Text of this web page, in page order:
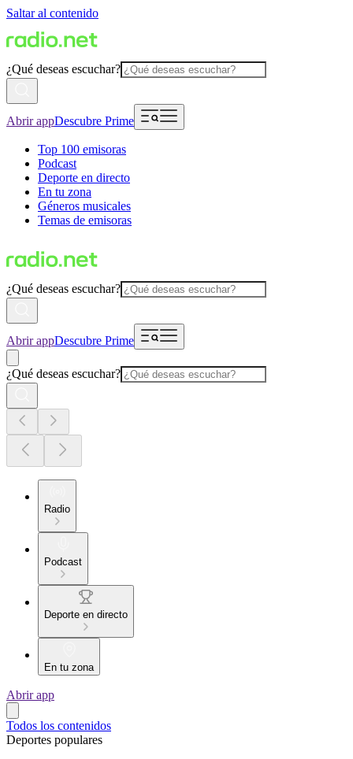
Saltar al contenido
¿Qué deseas escuchar?
Abrir appDescubre Prime
Top 100 emisoras
Podcast
Deporte en directo
En tu zona
Géneros musicales
Temas de emisoras
¿Qué deseas escuchar?
Abrir appDescubre Prime
¿Qué deseas escuchar?
Radio
Podcast
Deporte en directo
En tu zona
Abrir app
Todos los contenidos
Deportes populares